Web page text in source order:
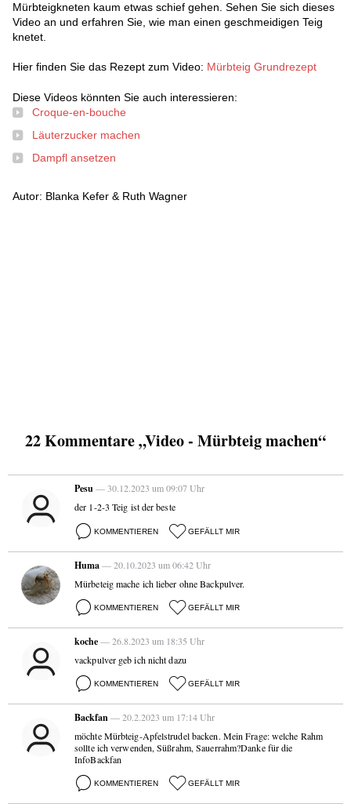
Mürbteigkneten kaum etwas schief gehen. Sehen Sie sich dieses
Video an und erfahren Sie, wie man einen geschmeidigen Teig
knetet.
Hier finden Sie das Rezept zum Video: Mürbteig Grundrezept
Diese Videos könnten Sie auch interessieren:
Croque-en-bouche
Läuterzucker machen
Dampfl ansetzen
Autor: Blanka Kefer & Ruth Wagner
22 Kommentare „Video - Mürbteig machen“
Pesu— 30.12.2023 um 09:07 Uhr
der 1-2-3 Teig ist der beste
KOMMENTIEREN GEFÄLLT MIR
Huma— 20.10.2023 um 06:42 Uhr
Mürbeteig mache ich lieber ohne Backpulver.
KOMMENTIEREN GEFÄLLT MIR
koche— 26.8.2023 um 18:35 Uhr
vackpulver geb ich nicht dazu
KOMMENTIEREN GEFÄLLT MIR
Backfan— 20.2.2023 um 17:14 Uhr
möchte Mürbteig-Apfelstrudel backen. Mein Frage: welche Rahm
sollte ich verwenden, Süßrahm, Sauerrahm?Danke für die
InfoBackfan
KOMMENTIEREN GEFÄLLT MIR